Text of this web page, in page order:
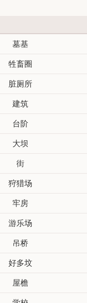
墓基
牲畜圈
脏厕所
建筑
台阶
大坝
街
狩猎场
牢房
游乐场
吊桥
好多坟
屋檐